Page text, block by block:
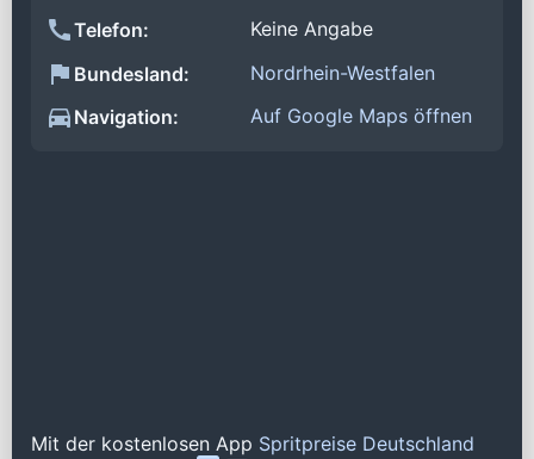
Telefon:
Keine Angabe
Bundesland:
Nordrhein-Westfalen
Navigation:
Auf Google Maps öffnen
Mit der kostenlosen App Spritpreise Deutschland